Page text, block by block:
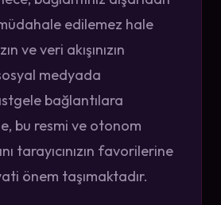
edilemez hale
ve veri akışınızın
medyada
bağlantılara
bu resmi ve otonom
tarayıcınızın favorilerine
önem taşımaktadır.